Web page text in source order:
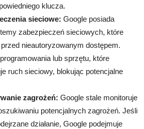
klucza.
sieciowe: Google posiada
zabezpieczeń sieciowych, które
nieautoryzowanym dostępem.
lub sprzętu, które
ruch sieciowy, blokując potencjalne
zagrożeń: Google stale monitoruje
potencjalnych zagrożeń. Jeśli
działanie, Google podejmuje